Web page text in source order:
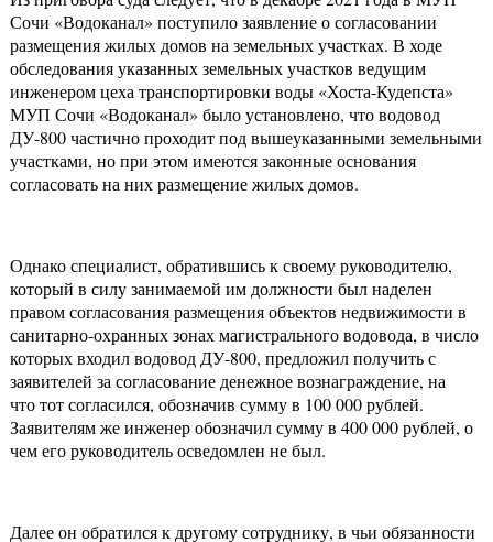
Сочи «Водоканал» поступило заявление о согласовании
размещения жилых домов на земельных участках. В ходе
обследования указанных земельных участков ведущим
инженером цеха транспортировки воды «Хоста-Кудепста»
МУП Сочи «Водоканал» было установлено, что водовод
ДУ-800 частично проходит под вышеуказанными земельными
участками, но при этом имеются законные основания
согласовать на них размещение жилых домов.
Однако специалист, обратившись к своему руководителю,
который в силу занимаемой им должности был наделен
правом согласования размещения объектов недвижимости в
санитарно-охранных зонах магистрального водовода, в число
которых входил водовод ДУ-800, предложил получить с
заявителей за согласование денежное вознаграждение, на
что тот согласился, обозначив сумму в 100 000 рублей.
Заявителям же инженер обозначил сумму в 400 000 рублей, о
чем его руководитель осведомлен не был.
Далее он обратился к другому сотруднику, в чьи обязанности